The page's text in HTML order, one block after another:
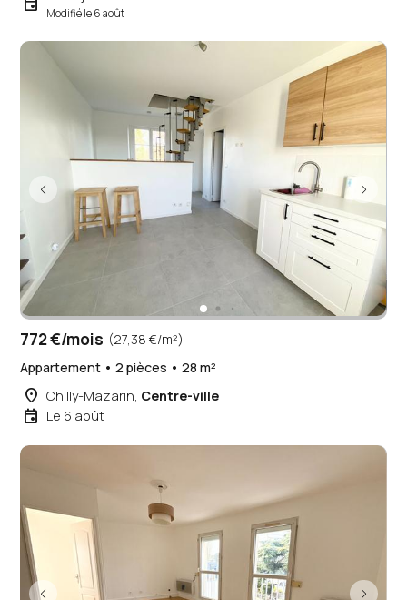
Modifié le 6 août
772 €/mois (27,38 €/m²)
Appartement • 2 pièces • 28 m²
place Chilly-Mazarin, Centre-ville
event Le 6 août